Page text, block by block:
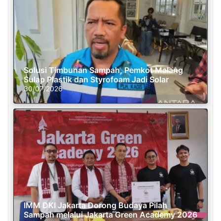
Solusi Timbunan Sampah, Pemkot Malang
Sulap Plastik dan Styrofoam Jadi Solar
30/07/2026
IMM DKI Jakarta Dorong Budaya Pilah
Sampah melalui Jakarta Green Academy 2026